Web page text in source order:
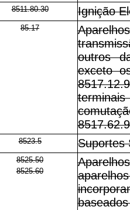
8511.80.30 Ignição
85.17
outros
exceto
8523.5 Suportes
8525.50
8525.60